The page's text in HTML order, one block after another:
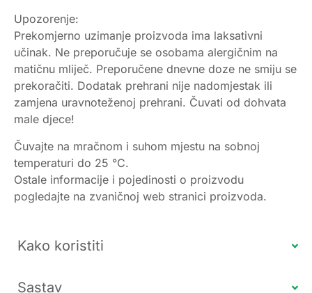
Upozorenje:
Prekomjerno uzimanje proizvoda ima laksativni
učinak. Ne preporučuje se osobama alergičnim na
matičnu mliječ. Preporučene dnevne doze ne smiju se
prekoračiti. Dodatak prehrani nije nadomjestak ili
zamjena uravnoteženoj prehrani. Čuvati od dohvata
male djece!
Čuvajte na mračnom i suhom mjestu na sobnoj
temperaturi do 25 °C.
Ostale informacije i pojedinosti o proizvodu
pogledajte na zvaničnoj web stranici proizvoda.
Kako koristiti
Sastav